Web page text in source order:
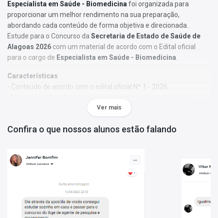
Especialista em Saúde - Biomedicina foi organizada para
proporcionar um melhor rendimento na sua preparação,
abordando cada conteúdo de forma objetiva e direcionada.
Estude para o Concurso da Secretaria de Estado de Saúde de
Alagoas 2026 com um material de acordo com o Edital oficial
para o cargo de Especialista em Saúde - Biomedicina
Características
- Conteúdo de acordo com o edital oficial Nº 1 - 2026;
- Material produzido por equipe especializada em concursos
- Você receberá um bônus especial: Curso Online de disciplinas
básicas (Língua Portuguesa e Informática).
temas são abordados conforme o referencial adotado pelos
Matérias da Apostila:
Língua Portuguesa
Ética no serviço Público
Ver mais
Confira o que nossos alunos estão falando